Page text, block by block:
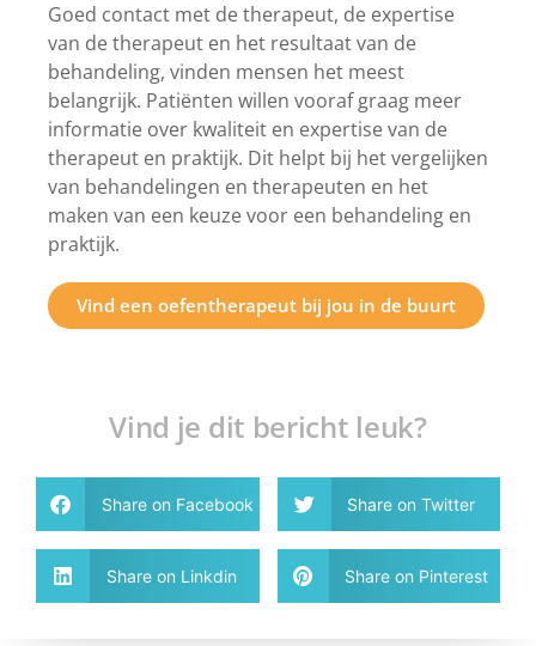
Goed contact met de therapeut, de expertise
van de therapeut en het resultaat van de
behandeling, vinden mensen het meest
belangrijk. Patiënten willen vooraf graag meer
informatie over kwaliteit en expertise van de
therapeut en praktijk. Dit helpt bij het vergelijken
van behandelingen en therapeuten en het
maken van een keuze voor een behandeling en
praktijk.
Vind een oefentherapeut bij jou in de buurt
Vind je dit bericht leuk?
Share on Facebook Share on Twitter
Share on Linkdin Share on Pinterest